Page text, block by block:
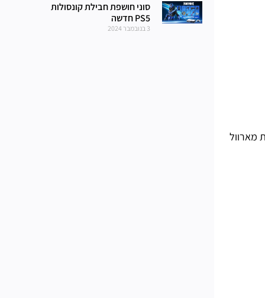
מארוול
סוני חושפת חבילת קונסולות
PS5 חדשה
3 בנובמבר 2024